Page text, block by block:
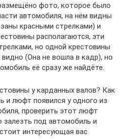
фото, которое было
автомобиля, на нём видны
красными стрелками) и
располагаются, эти
но одной крестовины
(Она не вошла в кадр), но
её сразу же найдёте.
у карданных валов? Как
и люфт появился у одного из
проверить этот люфт
залезть под автомобиль и
интересующая вас